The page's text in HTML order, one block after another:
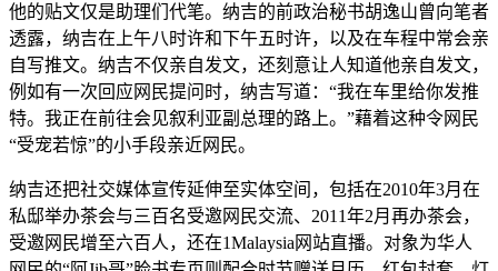
他的贴文仅是助理们代笔。纳吉的前政治秘书胡逸山曾向笔者
透露，纳吉在上午八时许和下午五时许，以及在车程中常会亲
自写推文。纳吉不仅亲自发文，还刻意让人知道他亲自发文，
例如有一次回应网民提问时，纳吉写道：“我在车里给你发推
特。我正在前往会见叙利亚副总理的路上。”藉着这种令网民
“受宠若惊”的小手段亲近网民。
纳吉还把社交媒体宣传延伸至实体空间，包括在2010年3月在
私邸举办茶会与三百名受邀网民交流、2011年2月再办茶会，
受邀网民增至六百人，还在1Malaysia网站直播。对象为华人